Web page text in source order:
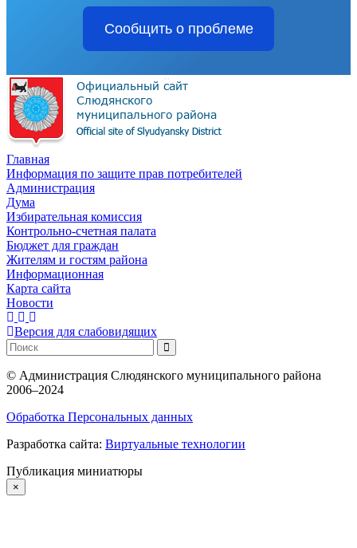
Сообщить о проблеме
Главная
Информация по защите прав потребителей
Администрация
Дума
Избирательная комиссия
Контрольно-счетная палата
Бюджет для граждан
Жителям и гостям района
Информационная
Карта сайта
Новости
Версия для слабовидящих
© Администрация Слюдянского муниципального района
2006–2024
Обработка Персональных данных
Разработка сайта: Виртуальные технологии
Публикация миниатюры
×